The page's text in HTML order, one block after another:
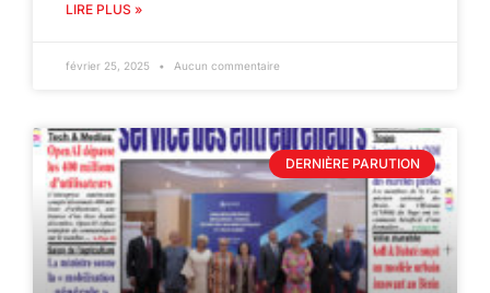
LIRE PLUS »
février 25, 2025 Aucun commentaire
DERNIÈRE PARUTION